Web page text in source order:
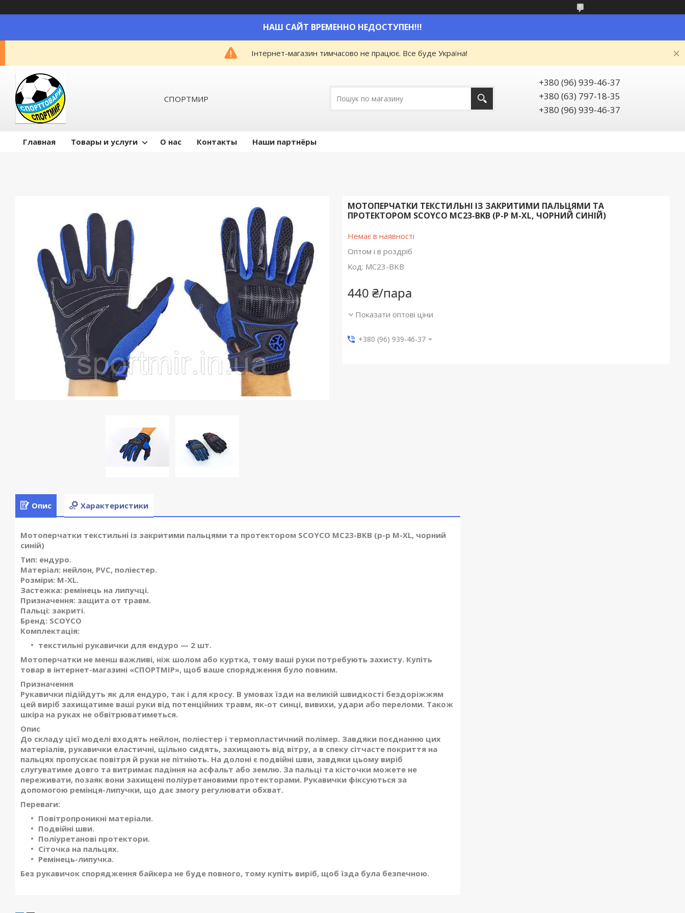
НАШ САЙТ ВРЕМЕННО НЕДОСТУПЕН!!!
Інтернет-магазин тимчасово не працює. Все буде Україна!
СПОРТМИР
+380 (96) 939-46-37
+380 (63) 797-18-35
+380 (96) 939-46-37
Главная Товары и услуги О нас Контакты Наши партнёры
МОТОПЕРЧАТКИ ТЕКСТИЛЬНІ ІЗ ЗАКРИТИМИ ПАЛЬЦЯМИ ТА
ПРОТЕКТОРОМ SCOYCO MC23-BKB (Р-Р M-XL, ЧОРНИЙ СИНІЙ)
Немає в наявності
Оптом і в роздріб
Код: MC23-BKB
440 ₴/пара
Показати оптові ціни
+380 (96) 939-46-37
Опис Характеристики
Мотоперчатки текстильні із закритими пальцями та протектором SCOYCO MC23-BKB (р-р M-XL, чорний
синій)
Тип: ендуро.
Матеріал: нейлон, PVC, поліестер.
Розміри: M-XL.
Застежка: ремінець на липучці.
Призначення: защита от травм.
Пальці: закриті.
Бренд: SCOYCO
Комплектація:
текстильні рукавички для ендуро — 2 шт.
Мотоперчатки не менш важливі, ніж шолом або куртка, тому ваші руки потребують захисту. Купіть
товар в інтернет-магазині «СПОРТМІР», щоб ваше спорядження було повним.
Призначення
Рукавички підійдуть як для ендуро, так і для кросу. В умовах їзди на великій швидкості бездоріжжям
цей виріб захищатиме ваші руки від потенційних травм, як-от синці, вивихи, удари або переломи. Також
шкіра на руках не обвітрюватиметься.
Опис
До складу цієї моделі входять нейлон, поліестер і термопластичний полімер. Завдяки поєднанню цих
матеріалів, рукавички еластичні, щільно сидять, захищають від вітру, а в спеку сітчасте покриття на
пальцях пропускає повітря й руки не пітніють. На долоні є подвійні шви, завдяки цьому виріб
слугуватиме довго та витримає падіння на асфальт або землю. За пальці та кісточки можете не
переживати, позаяк вони захищені поліуретановими протекторами. Рукавички фіксуються за
допомогою ремінця-липучки, що дає змогу регулювати обхват.
Переваги:
Повітропроникні матеріали.
Подвійні шви.
Поліуретанові протектори.
Сіточка на пальцях.
Ремінець-липучка.
Без рукавичок спорядження байкера не буде повного, тому купіть виріб, щоб їзда була безпечною.